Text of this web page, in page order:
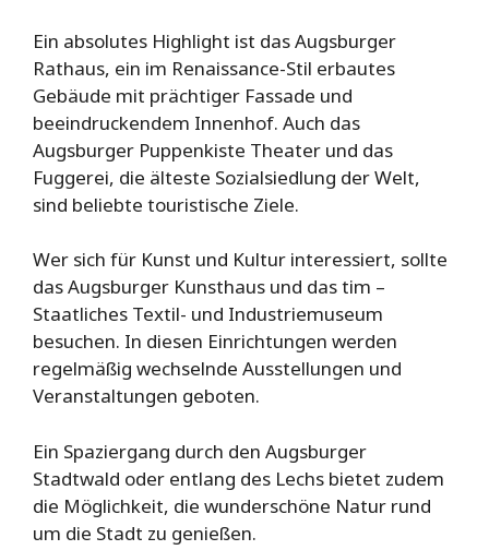
Ein absolutes Highlight ist das Augsburger
Rathaus, ein im Renaissance-Stil erbautes
Gebäude mit prächtiger Fassade und
beeindruckendem Innenhof. Auch das
Augsburger Puppenkiste Theater und das
Fuggerei, die älteste Sozialsiedlung der Welt,
sind beliebte touristische Ziele.
Wer sich für Kunst und Kultur interessiert, sollte
das Augsburger Kunsthaus und das tim –
Staatliches Textil- und Industriemuseum
besuchen. In diesen Einrichtungen werden
regelmäßig wechselnde Ausstellungen und
Veranstaltungen geboten.
Ein Spaziergang durch den Augsburger
Stadtwald oder entlang des Lechs bietet zudem
die Möglichkeit, die wunderschöne Natur rund
um die Stadt zu genießen.